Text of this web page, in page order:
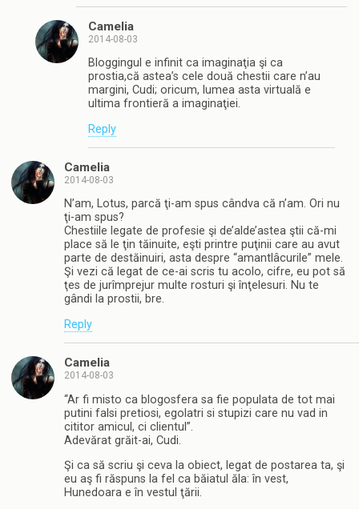
Camelia
2014-08-03
Bloggingul e infinit ca imaginaţia şi ca
prostia,că astea’s cele două chestii care n’au
margini, Cudi; oricum, lumea asta virtuală e
ultima frontieră a imaginaţiei.
Reply
Camelia
2014-08-03
N’am, Lotus, parcă ţi-am spus cândva că n’am. Ori nu
ţi-am spus?
Chestiile legate de profesie şi de’alde’astea ştii că-mi
place să le ţin tăinuite, eşti printre puţinii care au avut
parte de destăinuiri, asta despre “amantlâcurile” mele.
Şi vezi că legat de ce-ai scris tu acolo, cifre, eu pot să
ţes de jurîmprejur multe rosturi şi înţelesuri. Nu te
gândi la prostii, bre.
Reply
Camelia
2014-08-03
“Ar fi misto ca blogosfera sa fie populata de tot mai
putini falsi pretiosi, egolatri si stupizi care nu vad in
cititor amicul, ci clientul”.
Adevărat grăit-ai, Cudi.
Şi ca să scriu şi ceva la obiect, legat de postarea ta, şi
eu aş fi răspuns la fel ca băiatul ăla: în vest,
Hunedoara e în vestul ţării.